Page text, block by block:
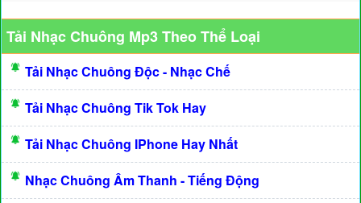
Tải Nhạc Chuông Mp3 Theo Thể Loại
Tải Nhạc Chuông Độc - Nhạc Chế
Tải Nhạc Chuông Tik Tok Hay
Tải Nhạc Chuông IPhone Hay Nhất
Nhạc Chuông Âm Thanh - Tiếng Động